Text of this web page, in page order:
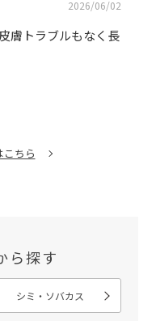
2026/06/02
膚トラブルもなく長
ちら
ら探す
シミ・ソバカス